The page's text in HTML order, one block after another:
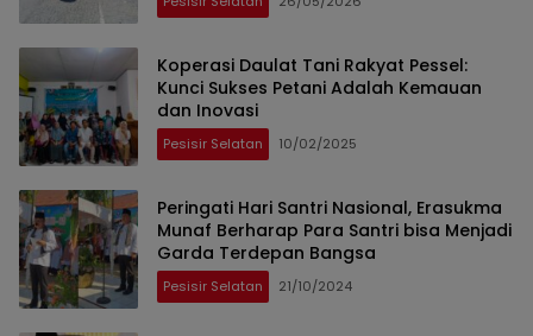
Koperasi Daulat Tani Rakyat Pessel:
Kunci Sukses Petani Adalah Kemauan
dan Inovasi
Pesisir Selatan 10/02/2025
Peringati Hari Santri Nasional, Erasukma
Munaf Berharap Para Santri bisa Menjadi
Garda Terdepan Bangsa
Pesisir Selatan 21/10/2024